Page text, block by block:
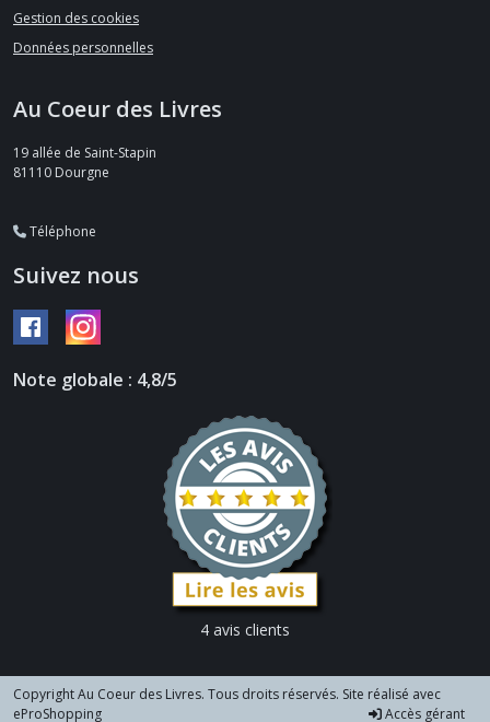
Gestion des cookies
Données personnelles
Au Coeur des Livres
19 allée de Saint-Stapin
81110 Dourgne
Téléphone
Suivez nous
Note globale : 4,8/5
4 avis clients
Copyright Au Coeur des Livres. Tous droits réservés. Site réalisé avec
eProShopping
Accès gérant